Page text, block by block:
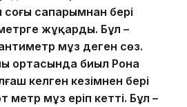
сапарымнан бері
жұқарды. Бұл –
мұз деген сөз.
ортасында биыл Рона
келген кезімнен бері
мұз еріп кетті. Бұл –